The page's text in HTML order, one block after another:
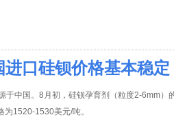
口硅钡价格基本稳定
于中国。8月初，硅钡孕育剂（粒度2-6mm
1520-1530美元/吨。